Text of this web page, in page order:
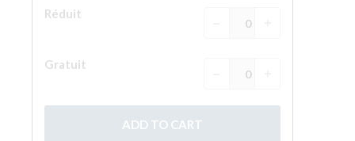
FRANÇAIS
ESPAÑOL